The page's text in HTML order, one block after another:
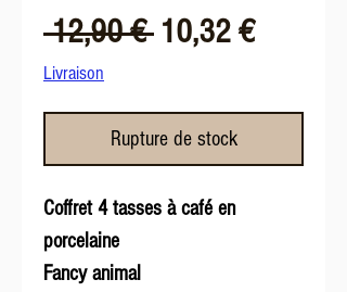
12,90 € Prix
10,32 €Prix
Livraison
Rupture de stock
Coffret 4 tasses à café en
porcelaine
Fancy animal